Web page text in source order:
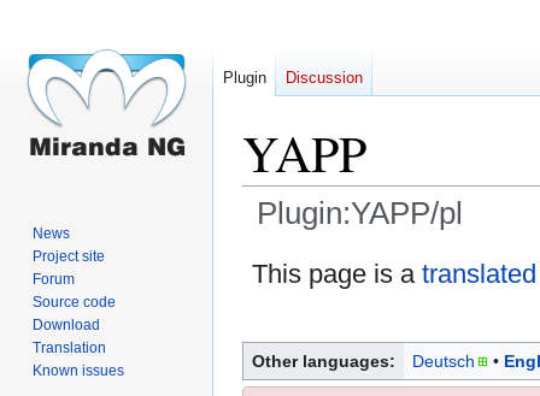
YAPP
Plugin:YAPP/pl
Jump
Jump
This page is a
Other languages: Deutsch
Plugin Discussion
News
Project site
Forum
Source code
Download
Translation
Known issues